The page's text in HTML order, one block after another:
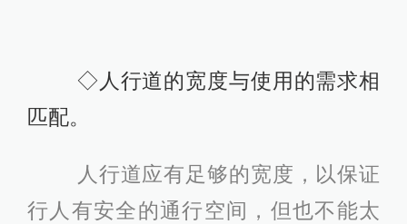
◇人行道的宽度与使用的需求相
匹配。
人行道应有足够的宽度，以保证
行人有安全的通行空间，但也不能太